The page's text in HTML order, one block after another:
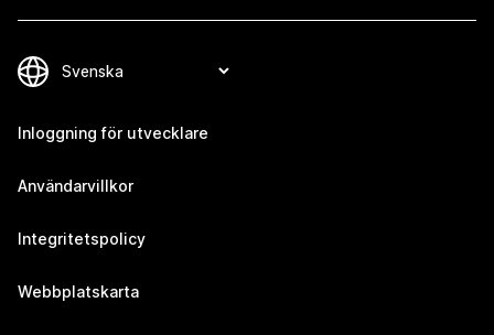
Inloggning för utvecklare
Användarvillkor
Integritetspolicy
Webbplatskarta